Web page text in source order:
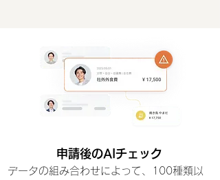
申請後のAIチェック
​​​データの組み合わせによって、100種類以